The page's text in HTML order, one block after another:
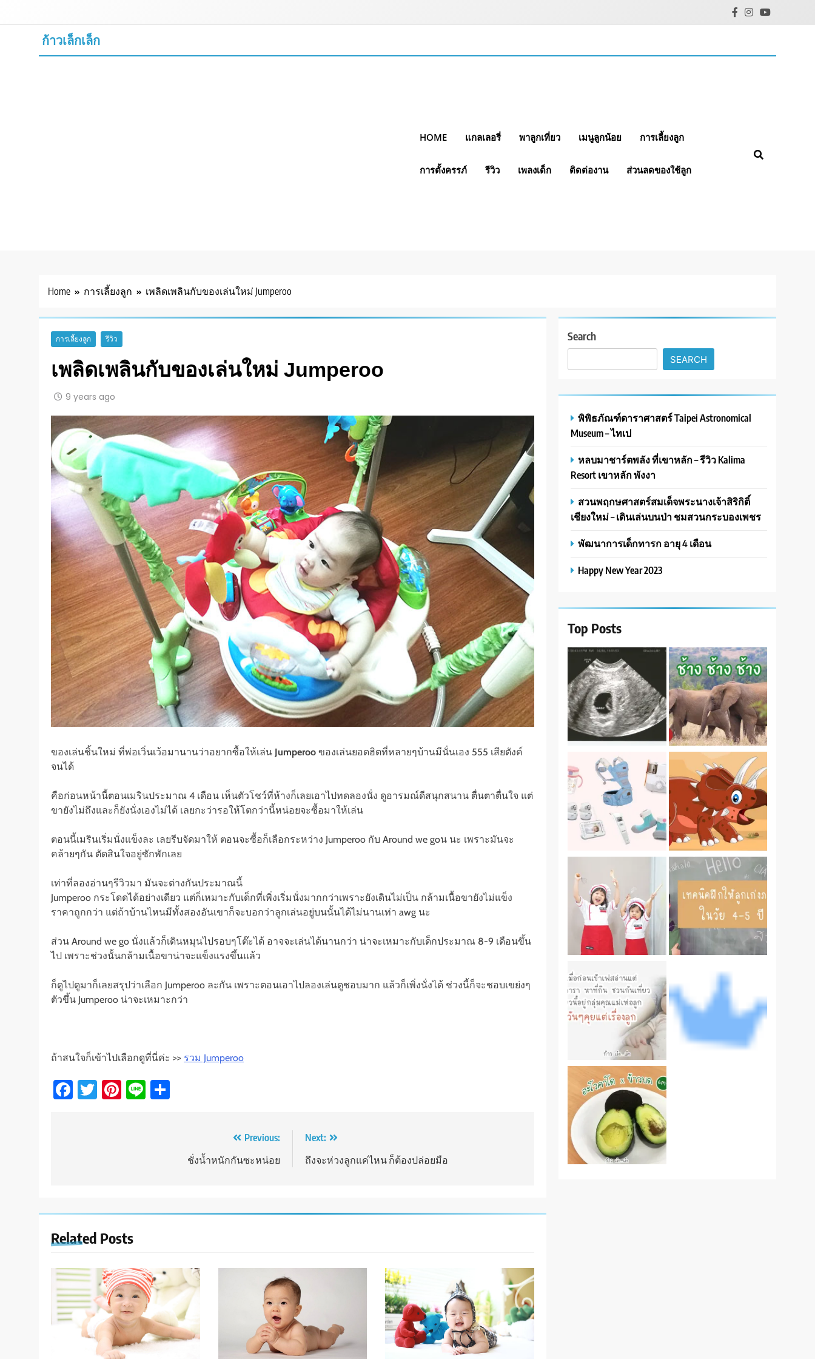
ก้าวเล็กเล็ก
HOME แกลเลอรี่ พาลูกเที่ยว เมนูลูกน้อย การเลี้ยงลูก
การตั้งครรภ์ รีวิว เพลงเด็ก ติดต่องาน ส่วนลดของใช้ลูก
Home การเลี้ยงลูก เพลิดเพลินกับของเล่นใหม่ Jumperoo
การเลี้ยงลูก รีวิว
เพลิดเพลินกับของเล่นใหม่ Jumperoo
9 years ago
ของเล่นชิ้นใหม่ ที่พ่อเวิ่นเว้อมานานว่าอยากซื้อให้เล่น Jumperoo ของเล่นยอดฮิตที่หลายๆบ้านมีนั่นเอง 555 เสียตังค์
จนได้
คือก่อนหน้านี้ตอนเมรินประมาณ 4 เดือน เห็นตัวโชว์ที่ห้างก็เลยเอาไปทดลองนั่ง ดูอารมณ์ดีสนุกสนาน ตื่นตาตื่นใจ แต่
ขายังไม่ถึงและก็ยังนั่งเองไม่ได้ เลยกะว่ารอให้โตกว่านี้หน่อยจะซื้อมาให้เล่น
ตอนนี้เมรินเริ่มนั่งแข็งละ เลยรีบจัดมาให้ ตอนจะซื้อก็เลือกระหว่าง Jumperoo กับ Around we goน นะ เพราะมันจะ
คล้ายๆกัน ตัดสินใจอยู่ซักพักเลย
เท่าที่ลองอ่านๆรีวิวมา มันจะต่างกันประมาณนี้
Jumperoo กระโดดได้อย่างเดียว แต่ก็เหมาะกับเด็กที่เพิ่งเริ่มนั่งมากกว่าเพราะยังเดินไม่เป็น กล้ามเนื้อขายังไม่แข็ง
ราคาถูกกว่า แต่ถ้าบ้านไหนมีทั้งสองอันเขาก็จะบอกว่าลูกเล่นอยู่บนนั้นได้ไม่นานเท่า awg นะ
ส่วน Around we go นั่งแล้วก็เดินหมุนไปรอบๆโต๊ะได้ อาจจะเล่นได้นานกว่า น่าจะเหมาะกับเด็กประมาณ 8-9 เดือนขึ้น
ไป เพราะช่วงนั้นกล้ามเนื้อขาน่าจะแข็งแรงขึ้นแล้ว
ก็ดูไปดูมาก็เลยสรุปว่าเลือก Jumperoo ละกัน เพราะตอนเอาไปลองเล่นดูชอบมาก แล้วก็เพิ่งนั่งได้ ช่วงนี้ก็จะชอบเขย่งๆ
ตัวขึ้น Jumperoo น่าจะเหมาะกว่า
ถ้าสนใจก็เข้าไปเลือกดูที่นี่ค่ะ >> รวม Jumperoo
Facebook
TwitterPinterest
Line
Previous:
ชั่งน้ำหนักกันซะหน่อย
Next:
ถึงจะห่วงลูกแค่ไหน ก็ต้องปล่อยมือ
Related Posts
Search
SEARCH
พิพิธภัณฑ์ดาราศาสตร์ Taipei Astronomical
Museum – ไทเป
หลบมาชาร์ตพลัง ที่เขาหลัก – รีวิว Kalima
Resort เขาหลัก พังงา
สวนพฤกษศาสตร์สมเด็จพระนางเจ้าสิริกิติ์
เชียงใหม่ – เดินเล่นบนป่า ชมสวนกระบองเพชร
พัฒนาการเด็กทารก อายุ 4 เดือน
Happy New Year 2023
Top Posts